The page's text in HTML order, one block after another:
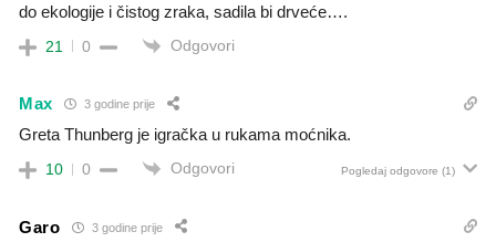
do ekologije i čistog zraka, sadila bi drveće….
21 0 Odgovori
Max 3 godine prije
Greta Thunberg je igračka u rukama moćnika.
10 0 Odgovori Pogledaj odgovore (1)
Garo 3 godine prije